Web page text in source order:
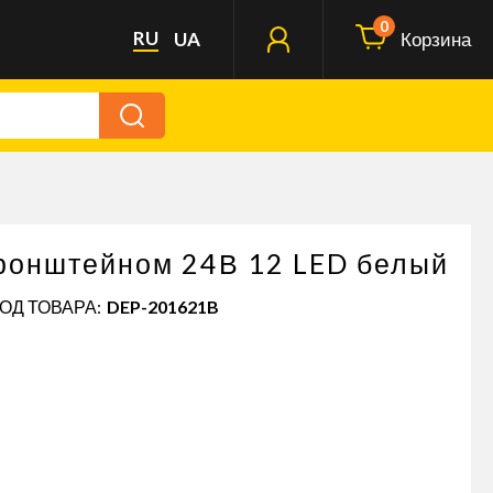
RU UA
0
Корзина
24В 12 LED белый
ТОВАРА: DEP-201621B